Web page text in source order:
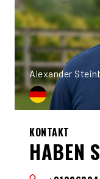
Alexander
KONTAKT
HABEN